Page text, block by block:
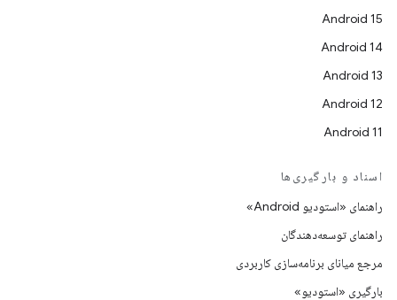
Android 15
Android 14
Android 13
Android 12
Android 11
اسناد و بارگیری‌ها
راهنمای «استودیو Android»
راهنمای توسعه‌دهندگان
مرجع میانای برنامه‌سازی کاربردی
بارگیری «استودیو»